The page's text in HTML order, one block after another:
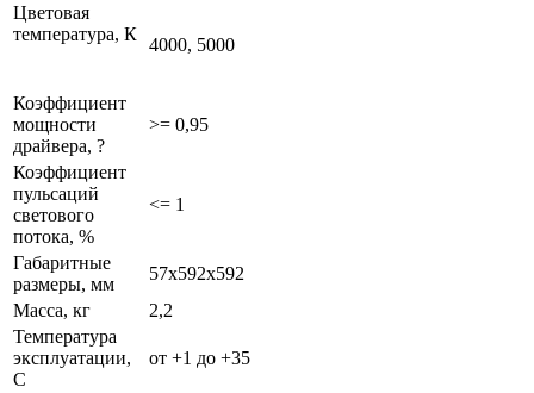
Цветовая
температура, К
4000, 5000
Коэффициент
мощности
драйвера, ?
>= 0,95
Коэффициент
пульсаций
светового
потока, %
<= 1
Габаритные
размеры, мм
57х592х592
Масса, кг
2,2
Температура
эксплуатации,
С
от +1 до +35